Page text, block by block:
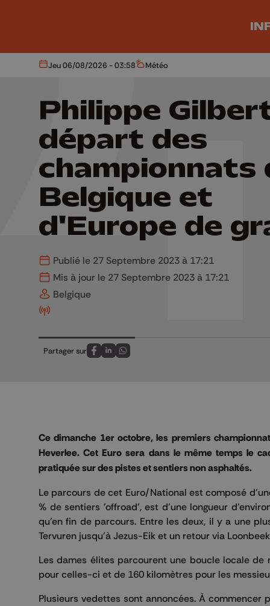
Aujourd'hui
Jeu 06/08/2026 - 03:58 Météo
Météo
Philippe
départ des
championnats
Belgique et
d'Europe de
Publié le 27 Septembre 2023 à 17:21
Mis à jour le 27 Septembre 2023 à 17:21
Belgique
Partager sur
Partagez sur FaceBook
Partagez sur LinkedIn
Partagez sur Whatsapp
Ce dimanche 1er octobre, les premiers
Heverlee. Cet Euro sera dans le même temps le
pratiquée sur des pistes et sentiers non asphaltés.
Le parcours de cet Euro/National est composé
% de sentiers 'offroad', est d'une longueur
qu'en fin de parcours. Entre les deux, il y a une
Tervuren jusqu'à Jezus-Eik et un retour via
Les dames élites parcourent une boucle locale
pour celles-ci et de 160 kilomètres pour les
Plusieurs vedettes sont annoncées. À commencer